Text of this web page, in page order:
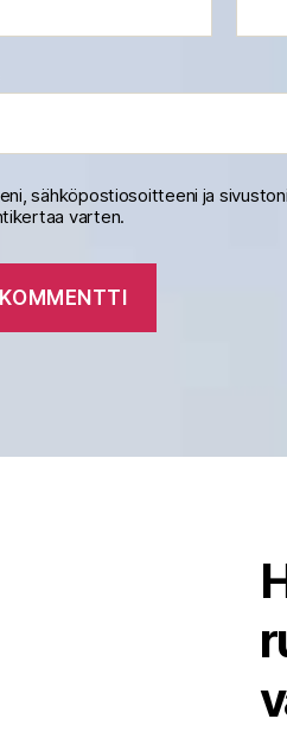
sähköpostiosoitteeni ja
varten.